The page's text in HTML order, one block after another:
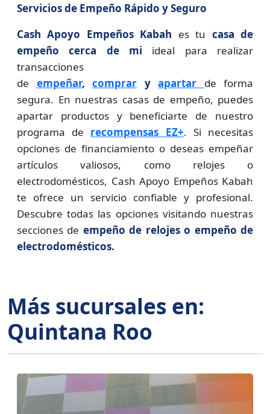
Servicios de Empeño Rápido y Seguro
Cash Apoyo Empeños Kabah es tu casa de
empeño cerca de mi ideal para realizar
transacciones
de empeñar, comprar y apartar
de forma
segura. En nuestras casas de empeño, puedes
apartar productos y beneficiarte de nuestro
programa de recompensas EZ+. Si necesitas
opciones de financiamiento o deseas empeñar
artículos valiosos, como relojes o
electrodomésticos, Cash Apoyo Empeños Kabah
te ofrece un servicio confiable y profesional.
Descubre todas las opciones visitando nuestras
secciones de empeño de relojes o empeño de
electrodomésticos.
Más sucursales en:
Quintana Roo